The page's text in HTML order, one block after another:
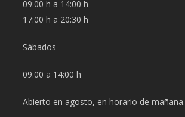
09:00 h a 14:00 h
17:00 h a 20:30 h
Sábados
09:00 a 14:00 h
Abierto en agosto, en horario de mañana.